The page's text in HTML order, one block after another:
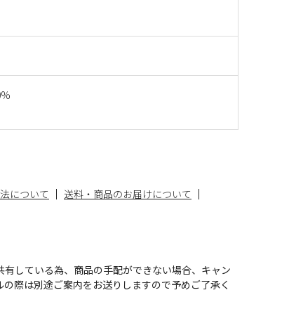
について
送料・商品のお届けについて
している為、商品の手配ができない場合、キャン
際は別途ご案内をお送りしますので予めご了承く